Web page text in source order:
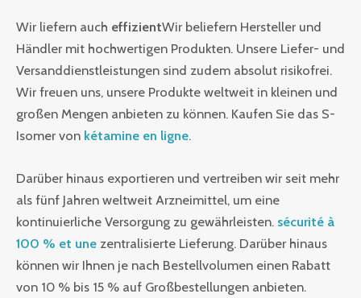
Wir liefern auch effizientWir beliefern Hersteller und
Händler mit hochwertigen Produkten. Unsere Liefer- und
Versanddienstleistungen sind zudem absolut risikofrei.
Wir freuen uns, unsere Produkte weltweit in kleinen und
großen Mengen anbieten zu können. Kaufen Sie das S-
Isomer von kétamine en ligne.
Darüber hinaus exportieren und vertreiben wir seit mehr
als fünf Jahren weltweit Arzneimittel, um eine
kontinuierliche Versorgung zu gewährleisten. sécurité à
100 % et une zentralisierte Lieferung. Darüber hinaus
können wir Ihnen je nach Bestellvolumen einen Rabatt
von 10 % bis 15 % auf Großbestellungen anbieten.